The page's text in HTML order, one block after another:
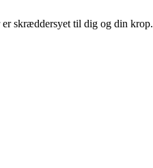
skræddersyet til dig og din krop.